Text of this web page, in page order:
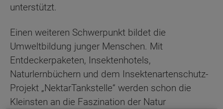
unterstützt.
Einen weiteren Schwerpunkt bildet die
Umweltbildung junger Menschen. Mit
Entdeckerpaketen, Insektenhotels,
Naturlernbüchern und dem Insektenartenschutz-
Projekt „NektarTankstelle“ werden schon die
Kleinsten an die Faszination der Natur